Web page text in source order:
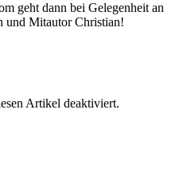
geht dann bei Gelegenheit an
und Mitautor Christian!
Artikel deaktiviert.